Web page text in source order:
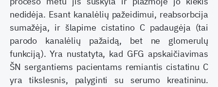
nedidėja. Esant kanalėlių pažeidimui, reabsorbcija
sumažėja, ir šlapime cistatino C padaugėja (tai
parodo kanalėlių pažaidą, bet ne glomerulų
funkciją). Yra nustatyta, kad GFG apskaičiavimas
ŠN sergantiems pacientams remiantis cistatinu C
yra tikslesnis, palyginti su serumo kreatininu.